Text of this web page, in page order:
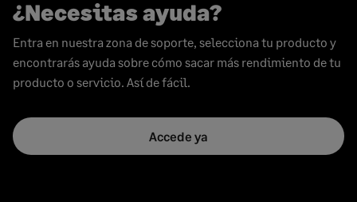
¿Necesitas ayuda?
Entra en nuestra zona de soporte, selecciona tu producto y
encontrarás ayuda sobre cómo sacar más rendimiento de tu
producto o servicio. Así de fácil.
Accede ya